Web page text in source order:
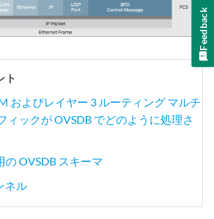
ト
およびレイヤー 3 ルーティング マルチ
ィックが OVSDB でどのように処理さ
OVSDB スキーマ
ネル
Feedback